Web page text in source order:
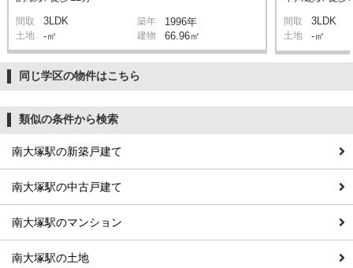
間取 3LDK 築年 1996年
土地 -㎡ 建物 66.96㎡
間取 3LDK
土地 -㎡
同じ学区の物件はこちら
類似の条件から検索
南大塚駅の新築戸建て
南大塚駅の中古戸建て
南大塚駅のマンション
南大塚駅の土地